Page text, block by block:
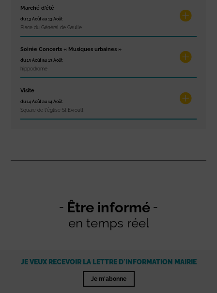
Marché d’été
du 13 Août au 13 Août
Place du Général de Gaulle
Soirée Concerts « Musiques urbaines »
du 13 Août au 13 Août
hippodrome
Visite
du 14 Août au 14 Août
Square de l'église St Evroult
Être informé
en temps réel
JE VEUX RECEVOIR LA LETTRE D'INFORMATION MAIRIE
Je m'abonne